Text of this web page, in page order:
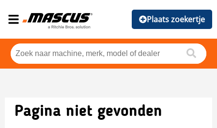
Plaats zoekertje
Pagina niet gevonden